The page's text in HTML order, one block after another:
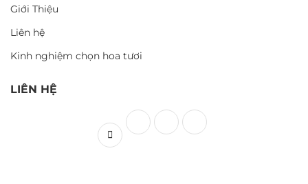
Giới Thiệu
Liên hệ
Kinh nghiệm chọn hoa tươi
LIÊN HỆ